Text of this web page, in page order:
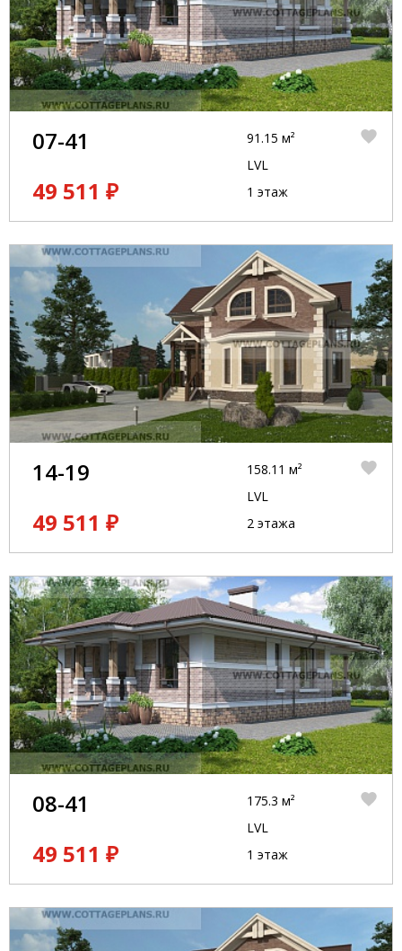
07-41
49 511 ₽
91.15 м²
LVL
1 этаж
14-19
49 511 ₽
158.11 м²
LVL
2 этажа
08-41
49 511 ₽
175.3 м²
LVL
1 этаж